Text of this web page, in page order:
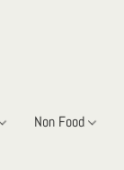
Non Food